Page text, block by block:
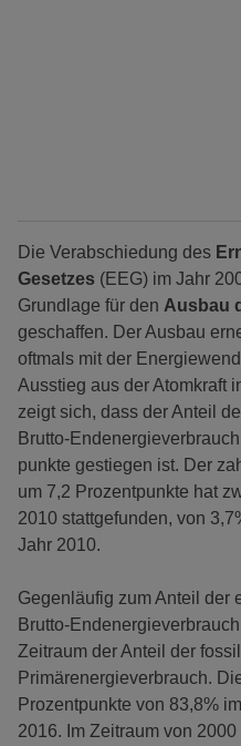
Die Verabschiedung des
Gesetzes (EEG) im Jahr
Grundlage für den Ausbau
geschaffen. Der Ausbau
oftmals mit der
Ausstieg aus der Atomkraft
zeigt sich, dass der Anteil
Brutto-
punkte gestiegen ist. Der
um 7,2 Prozentpunkte hat
2010 stattgefunden, von
Jahr 2010.
Gegenläufig zum Anteil der
Brutto-
Zeitraum der Anteil der
Primärenergieverbrauch.
Prozentpunkte von 83,8%
2016. Im Zeitraum von